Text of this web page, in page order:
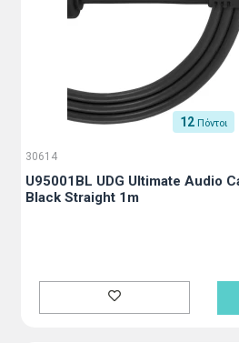
12 Πόντοι
30614
U95001BL UDG Ultimate Audio
Black Straight 1m